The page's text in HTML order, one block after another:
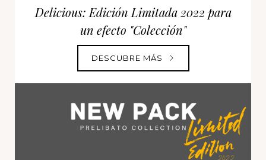
Delicious: Edición Limitada 2022 para
un efecto "Colección"
DESCUBRE MÁS